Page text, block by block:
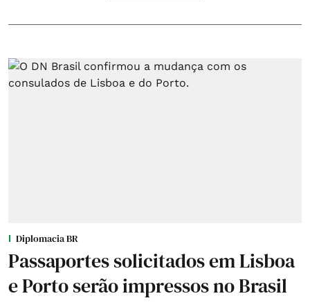
Diplomacia BR
Passaportes solicitados em Lisboa
e Porto serão impressos no Brasil